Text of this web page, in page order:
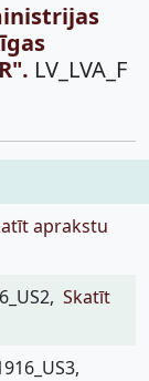
LV_LVA_F
aprakstu
Skatīt